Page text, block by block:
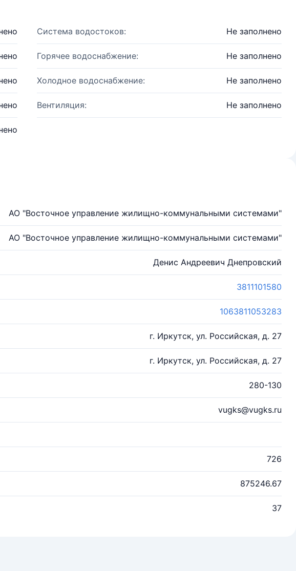
Система водостоков: Не заполнено
Горячее водоснабжение: Не заполнено
Холодное водоснабжение: Не заполнено
Вентиляция: Не заполнено
АО "Восточное управление жилищно-коммунальными системами"
АО "Восточное управление жилищно-коммунальными системами"
Денис Андреевич Днепровский
3811101580
1063811053283
г. Иркутск, ул. Российская, д. 27
г. Иркутск, ул. Российская, д. 27
280-130
vugks@vugks.ru
726
875246.67
37